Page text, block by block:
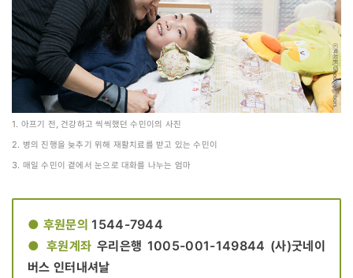
1. 아프기 전, 건강하고 씩씩했던 수민이의 사진
2. 병의 진행을 늦추기 위해 재활치료를 받고 있는 수민이
3. 매일 수민이 곁에서 눈으로 대화를 나누는 엄마
● 후원문의 1544-7944
● 후원계좌 우리은행 1005-001-149844 (사)굿네이
버스 인터내셔날